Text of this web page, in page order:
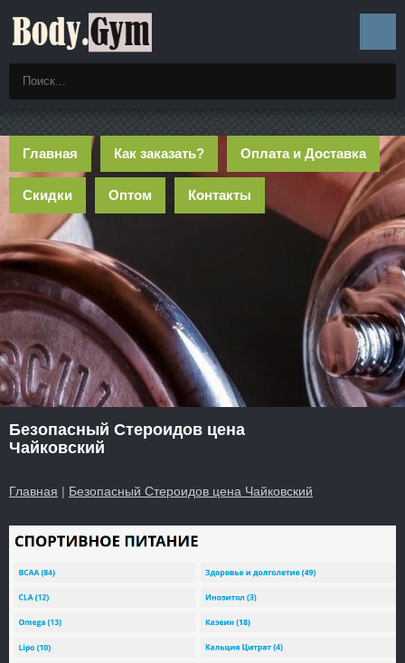
Главная Как заказать? Оплата и Доставка
Скидки Оптом Контакты
Безопасный Стероидов цена
Чайковский
Главная | Безопасный Стероидов цена Чайковский